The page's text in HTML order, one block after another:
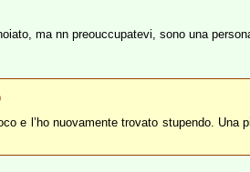
ma nn preouccupatevi, sono una
e l’ho nuovamente trovato stupendo.